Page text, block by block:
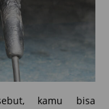
kamu bisa